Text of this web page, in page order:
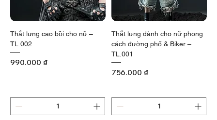
Thắt lưng cao bồi cho nữ –
TL.002
Giá
990.000 ₫
Thắt lưng dành cho nữ phong
cách đường phố & Biker –
TL.001
Giá
756.000 ₫